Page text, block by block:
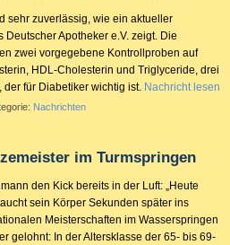
sehr zuverlässig, wie ein aktueller
Apotheker e.V. zeigt. Die
zwei vorgegebene Kontrollproben auf
HDL-Cholesterin und Triglyceride, drei
der für Diabetiker wichtig ist. Nachricht lesen
Nachrichten
im Turmspringen
den Kick bereits in der Luft: „Heute
sein Körper Sekunden später ins
Meisterschaften im Wasserspringen
gelohnt: In der Altersklasse der 65- bis 69-